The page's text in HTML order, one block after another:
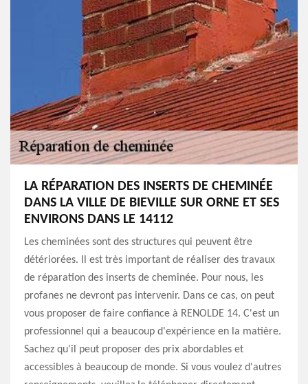
LA RÉPARATION DES INSERTS DE CHEMINÉE
DANS LA VILLE DE BIEVILLE SUR ORNE ET SES
ENVIRONS DANS LE 14112
Les cheminées sont des structures qui peuvent être
détériorées. Il est très important de réaliser des travaux
de réparation des inserts de cheminée. Pour nous, les
profanes ne devront pas intervenir. Dans ce cas, on peut
vous proposer de faire confiance à RENOLDE 14. C'est un
professionnel qui a beaucoup d'expérience en la matière.
Sachez qu'il peut proposer des prix abordables et
accessibles à beaucoup de monde. Si vous voulez d'autres